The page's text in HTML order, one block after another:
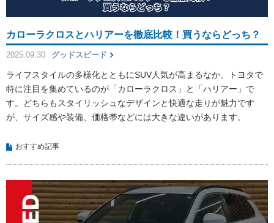
カローラクロスとハリアーを徹底比較！買うならどっち？
2025.09.30 グッドスピード
ライフスタイルの多様化とともにSUV人気が高まるなか、トヨタで
特に注目を集めているのが「カローラクロス」と「ハリアー」で
す。どちらもスタイリッシュなデザインと快適な走りが魅力です
が、サイズ感や装備、価格帯などには大きな違いがあります。
おすすめ記事